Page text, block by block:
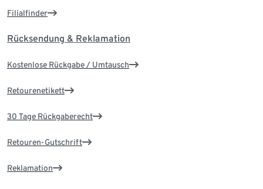
Filialfinder
Rücksendung & Reklamation
Kostenlose Rückgabe / Umtausch
Retourenetikett
30 Tage Rückgaberecht
Retouren-Gutschrift
Reklamation